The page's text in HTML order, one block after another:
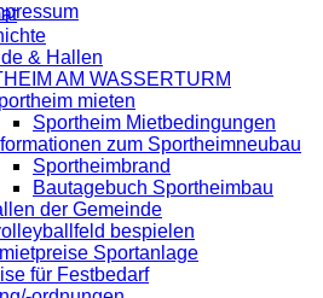
& Hallen
AM WASSERTURM
mieten
Sportheim Mietbedingungen
zum Sportheimneubau
Sportheimbrand
Bautagebuch Sportheimbau
der Gemeinde
bespielen
Sportanlage
für Festbedarf